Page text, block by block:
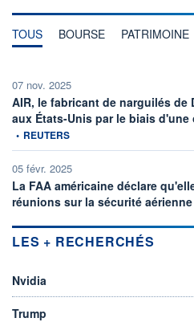
TOUS BOURSE PATRIMOINE
07 nov. 2025
AIR, le fabricant de narguilés
aux États-Unis par le biais
• REUTERS
05 févr. 2025
La FAA américaine déclare
réunions sur la sécurité aérienne
LES + RECHERCHÉS
Nvidia
Trump